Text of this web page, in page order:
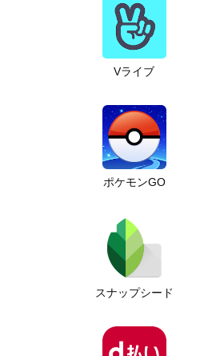
Vライブ
ポケモンGO
スナップシード